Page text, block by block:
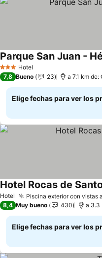
3 Estrellas
Hotel
Parque San Juan -
7,8 Bueno 23 a 7.1 km
Elige fechas para ver los
Hotel Piscina exterior con vistas
Hotel Rocas de
8,4 Muy bueno 430 a 3.3
Elige fechas para ver los